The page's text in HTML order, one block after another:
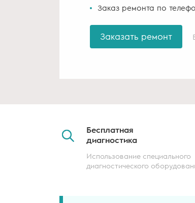
Заказ ремонта по
Заказать ремонт
Бесплатная
диагностика
Использование специального
диагностического